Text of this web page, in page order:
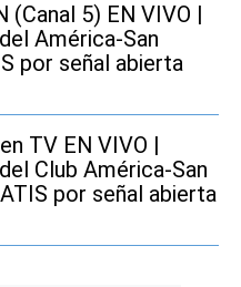
(Canal 5) EN VIVO |
América-San
por señal abierta
TV EN VIVO |
Club América-San
por señal abierta